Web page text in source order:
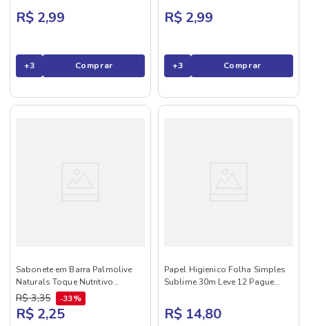
R$ 2,99
+3 Comprar
R$ 2,99
+3 Comprar
Sabonete em Barra Palmolive
Naturals Toque Nutritivo
Framboesa e Amora 85g
R$ 3,35 33%
R$ 2,25
Papel Higienico Folha Simples
Sublime 30m Leve 12 Pague
R$ 14,80